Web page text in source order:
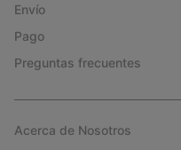
Envío
Pago
Preguntas frecuentes
Acerca de Nosotros